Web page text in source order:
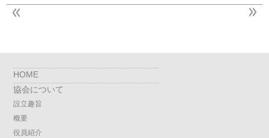
HOME
協会について
設立趣旨
概要
役員紹介